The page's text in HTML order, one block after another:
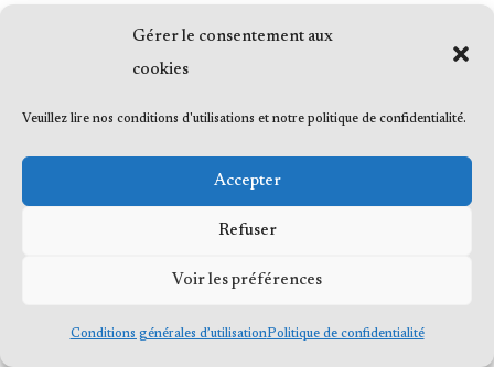
Gérer le consentement aux
cookies
Veuillez lire nos conditions d'utilisations et notre politique de confidentialité.
Accepter
Refuser
Voir les préférences
Conditions générales d’utilisationPolitique de confidentialité